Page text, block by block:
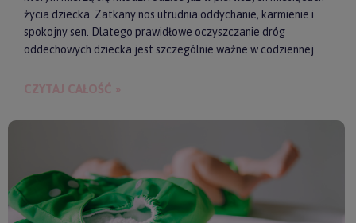
życia dziecka. Zatkany nos utrudnia oddychanie, karmienie i
spokojny sen. Dlatego prawidłowe oczyszczanie dróg
oddechowych dziecka jest szczególnie ważne w codziennej
skutecznych akcesoriów wspierających realizację tego
szybko i delikatnie usunąć zalegającą wydzielinę.
CZYTAJ CAŁOŚĆ »